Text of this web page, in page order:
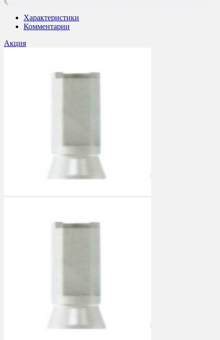
Характеристики
Комментарии
Акция